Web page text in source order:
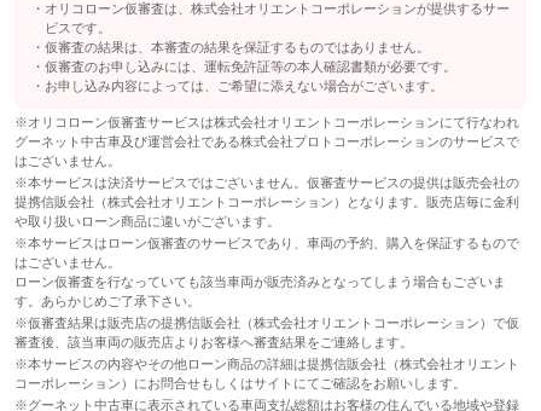
オリコローン仮審査は、株式会社オリエントコーポレーションが提供するサー
ビスです。
仮審査の結果は、本審査の結果を保証するものではありません。
仮審査のお申し込みには、運転免許証等の本人確認書類が必要です。
お申し込み内容によっては、ご希望に添えない場合がございます。
※オリコローン仮審査サービスは株式会社オリエントコーポレーションにて行なわれ
グーネット中古車及び運営会社である株式会社プロトコーポレーションのサービスで
はございません。
※本サービスは決済サービスではございません。仮審査サービスの提供は販売会社の
提携信販会社（株式会社オリエントコーポレーション）となります。販売店毎に金利
や取り扱いローン商品に違いがございます。
※本サービスはローン仮審査のサービスであり、車両の予約、購入を保証するもので
はございません。
ローン仮審査を行なっていても該当車両が販売済みとなってしまう場合もございま
す。あらかじめご了承下さい。
※仮審査結果は販売店の提携信販会社（株式会社オリエントコーポレーション）で仮
審査後、該当車両の販売店よりお客様へ審査結果をご連絡します。
※本サービスの内容やその他ローン商品の詳細は提携信販会社（株式会社オリエント
コーポレーション）にお問合せもしくはサイトにてご確認をお願いします。
※グーネット中古車に表示されている車両支払総額はお客様の住んでいる地域や登録